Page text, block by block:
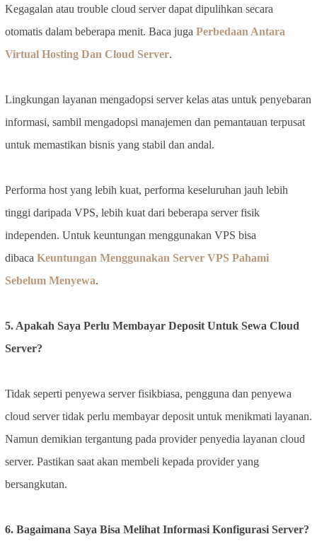
Kegagalan atau trouble cloud server dapat dipulihkan secara
otomatis dalam beberapa menit. Baca juga Perbedaan Antara
Virtual Hosting Dan Cloud Server.
Lingkungan layanan mengadopsi server kelas atas untuk penyebaran
informasi, sambil mengadopsi manajemen dan pemantauan terpusat
untuk memastikan bisnis yang stabil dan andal.
Performa host yang lebih kuat, performa keseluruhan jauh lebih
tinggi daripada VPS, lebih kuat dari beberapa server fisik
independen. Untuk keuntungan menggunakan VPS bisa
dibaca Keuntungan Menggunakan Server VPS Pahami
Sebelum Menyewa.
5. Apakah Saya Perlu Membayar Deposit Untuk Sewa Cloud
Server?
Tidak seperti penyewa server fisikbiasa, pengguna dan penyewa
cloud server tidak perlu membayar deposit untuk menikmati layanan.
Namun demikian tergantung pada provider penyedia layanan cloud
server. Pastikan saat akan membeli kepada provider yang
bersangkutan.
6. Bagaimana Saya Bisa Melihat Informasi Konfigurasi Server?